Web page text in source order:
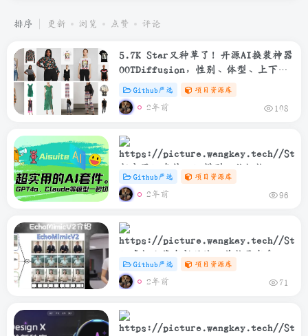
排序 更新 浏览 点赞 评论
5.7K Star又种草了！开源AI换装神器
OOTDiffusion，性别、体型、上下全
身都可自适应控制
Github严选 项目资源库
2年前 108
超实用AI套件，AI模型一秒切换，吴
恩达开源新作！统一 LLM 调用的
Python 包：Aisuite
Github严选 项目资源库
2年前 96
AI虚拟人像有新玩法！首款具有身体
动作的 AI 口型同步项目：EchoMimic
V2。
Github严选 项目资源库
2年前 71